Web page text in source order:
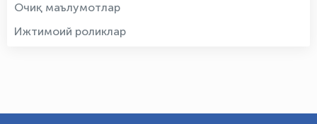
Очиқ маълумотлар
Ижтимоий роликлар